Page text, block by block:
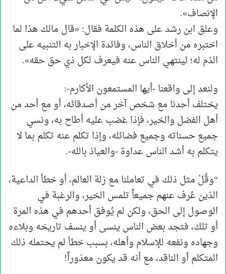
الإنصاف».
وعلق ابن رشد على هذه الكلمة فقال: «قال مالك هذا لما
اختبره من أخلاق الناس، وفائدة الإخبار به التنبيه على
الذم له؛ لينتهي الناس عنه فيعرف لكل ذي حق حقه».
ولنعد إلى واقعنا -أيها المستمعون الأكارم-:
يختلف أحدنا مع شخص آخر من أصدقائه، أو مع أحد من
أهل الفضل والخير، فإذا غضب عليه أطاح به، ونسي
جميع حسناته وجميع فضائله، وإذا تكلم عنه تكلم بما لا
يتكلم به أشد الناس عداوة -والعياذ بالله-.
“وقُلْ مثل ذلك في تعاملنا مع زلة العالم، أو خطأ الداعية،
الذين عُرف عنهم جميعاً تلمس الخير، والرغبة في
الوصول إلى الحق، ولكن لم يُوفق أحدهم في هذه المرة
أو تلك، فتجد بعض الناس ينسى أو ينسف تاريخه وبلاءه
وجهاده ونفعه للإسلام وأهله، بسبب خطأ لم يحتمله ذلك
المتكلم أو الناقد، مع أنه قد يكون معذوراً!